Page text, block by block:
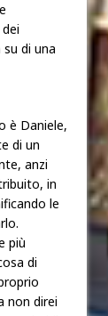
di una
è Daniele,
di un
anzi
in
le
più
di
non direi